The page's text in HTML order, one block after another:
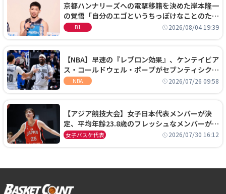
京都ハンナリーズへの電撃移籍を決めた岸本隆一
の覚悟「自分のエゴというちっぽけなことのため
に、京都に来たわけではない」
B1 2026/08/04 19:39
【NBA】早速の『レブロン効果』、ケンテイビア
ス・コールドウェル・ポープがセブンティシクサ
ーズに1年契約で加入
NBA 2026/07/26 09:58
【アジア競技大会】女子日本代表メンバーが決
定、平均年齢23.8歳のフレッシュなメンバーが日
本開催の大舞台で頂点を狙う
女子バスケ代表 2026/07/30 16:12